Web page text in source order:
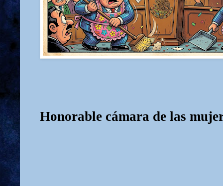
Honorable cámara de las